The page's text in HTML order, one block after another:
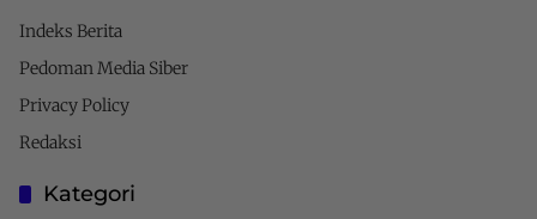
Indeks Berita
Pedoman Media Siber
Privacy Policy
Redaksi
Kategori